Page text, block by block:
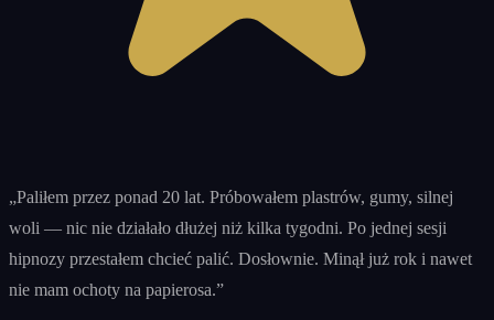
„Paliłem przez ponad 20 lat. Próbowałem plastrów, gumy, silnej
woli — nic nie działało dłużej niż kilka tygodni. Po jednej sesji
hipnozy przestałem chcieć palić. Dosłownie. Minął już rok i nawet
nie mam ochoty na papierosa.”